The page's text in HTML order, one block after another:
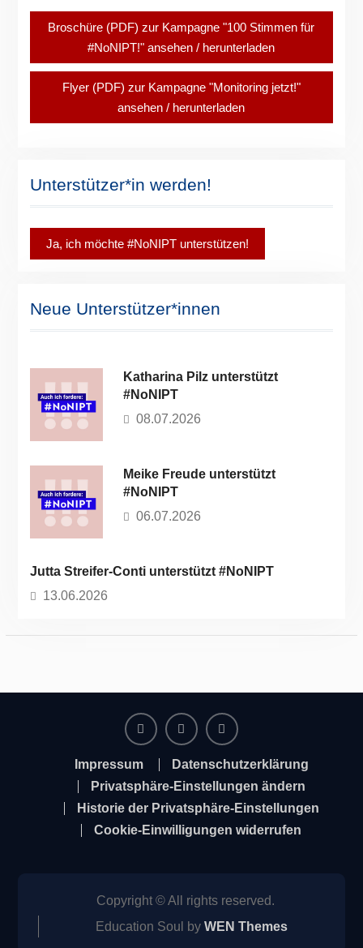
Broschüre (PDF) zur Kampagne "100 Stimmen für
#NoNIPT!" ansehen / herunterladen
Flyer (PDF) zur Kampagne "Monitoring jetzt!"
ansehen / herunterladen
Unterstützer*in werden!
Ja, ich möchte #NoNIPT unterstützen!
Neue Unterstützer*innen
Katharina Pilz unterstützt
#NoNIPT
08.07.2026
Meike Freude unterstützt
#NoNIPT
06.07.2026
Jutta Streifer-Conti unterstützt #NoNIPT
13.06.2026
Impressum
Datenschutzerklärung
Privatsphäre-Einstellungen ändern
Historie der Privatsphäre-Einstellungen
Cookie-Einwilligungen widerrufen
Copyright © All rights reserved.
Education Soul byWEN Themes